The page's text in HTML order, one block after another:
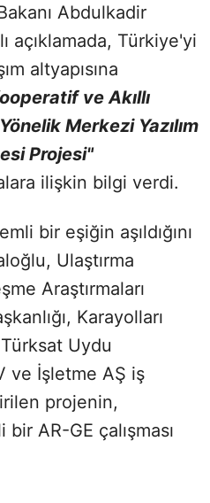
Abdulkadir
açıklamada, Türkiye'yi
altyapısına
ve Akıllı
Merkezi Yazılım
Projesi"
ilişkin bilgi verdi.
bir eşiğin aşıldığını
Ulaştırma
Araştırmaları
Karayolları
Uydu
ve İşletme AŞ iş
projenin,
AR-GE çalışması